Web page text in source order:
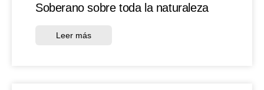
Soberano sobre toda la naturaleza
Leer más